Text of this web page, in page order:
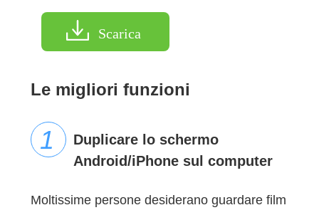
Scarica
Le migliori funzioni
Duplicare lo schermo
Android/iPhone sul computer
Moltissime persone desiderano guardare film